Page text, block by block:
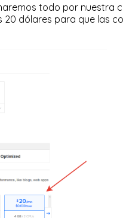
todo por nuestra
dólares para que las